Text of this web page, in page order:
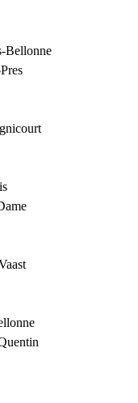
Bellonne